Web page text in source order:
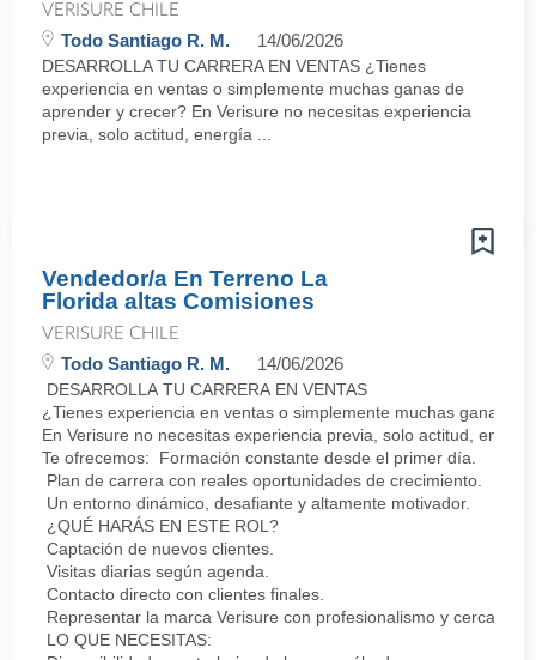
VERISURE CHILE
Todo Santiago R. M. 14/06/2026
DESARROLLA TU CARRERA EN VENTAS ¿Tienes
experiencia en ventas o simplemente muchas ganas de
aprender y crecer? En Verisure no necesitas experiencia
previa, solo actitud, energía ...
Vendedor/a En Terreno La
Florida altas Comisiones
VERISURE CHILE
Todo Santiago R. M. 14/06/2026
DESARROLLA TU CARRERA EN VENTAS
¿Tienes experiencia en ventas o simplemente muchas ganas
En Verisure no necesitas experiencia previa, solo actitud,
Te ofrecemos: Formación constante desde el primer día.
Plan de carrera con reales oportunidades de crecimiento.
Un entorno dinámico, desafiante y altamente motivador.
¿QUÉ HARÁS EN ESTE ROL?
Captación de nuevos clientes.
Visitas diarias según agenda.
Contacto directo con clientes finales.
Representar la marca Verisure con profesionalismo y cercanía.
LO QUE NECESITAS: